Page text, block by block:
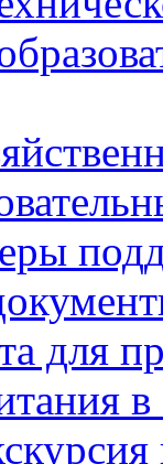
для
в